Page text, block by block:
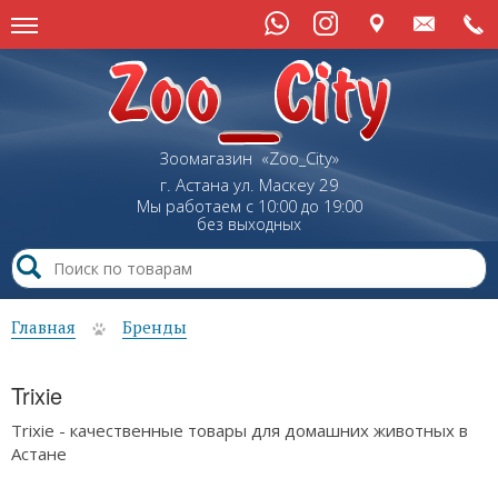
Зоомагазин «Zoo_City»
г. Астана ул. Маскеу29
Мы работаем с 10:00 до 19:00
без выходных
Главная Бренды
Trixie
Trixie - качественные товары для домашних животных в
Астане